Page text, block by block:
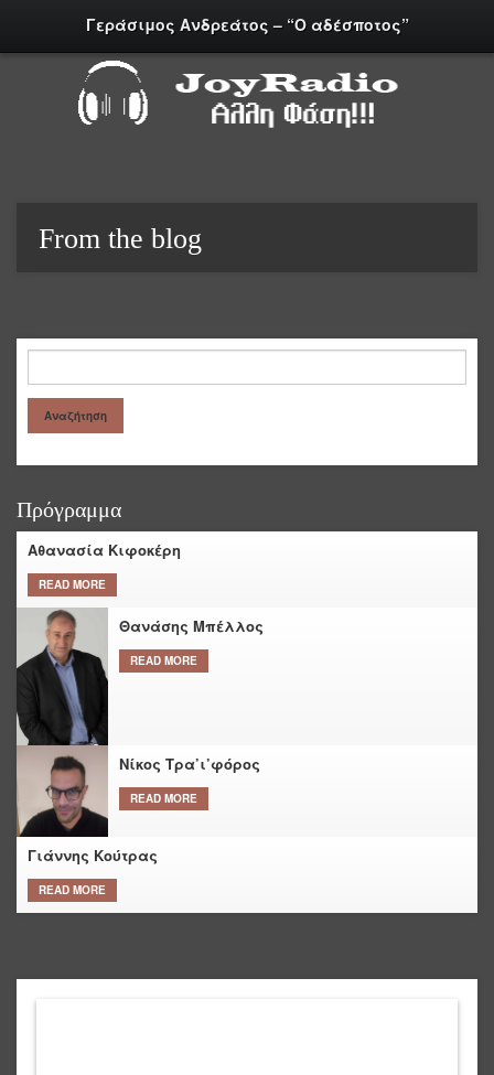
Γεράσιμος Ανδρεάτος – “Ο αδέσποτος”
From the blog
Πρόγραμμα
Αθανασία Κιφοκέρη
READ MORE
Θανάσης Μπέλλος
READ MORE
Νίκος Τρα’ι’φόρος
READ MORE
Γιάννης Κούτρας
READ MORE